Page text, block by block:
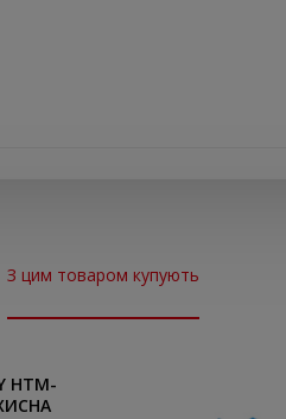
З цим товаром купують